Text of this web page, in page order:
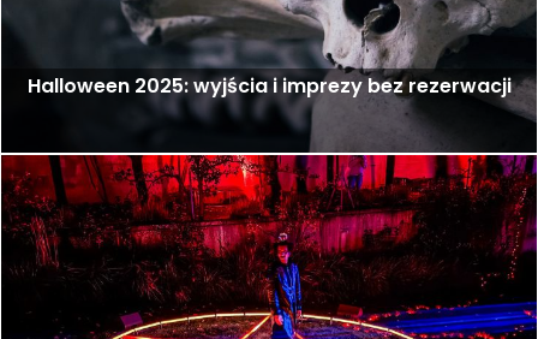
Halloween 2025: wyjścia i imprezy bez rezerwacji